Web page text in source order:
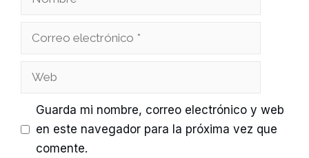
Correo
Web
Guarda mi nombre, correo electrónico y web
en este navegador para la próxima vez que
comente.